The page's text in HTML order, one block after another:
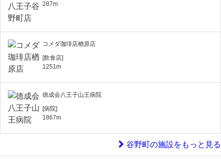
287m
コメダ珈琲店楢原店
[飲食店]
1251m
徳成会八王子山王病院
[病院]
1867m
谷野町の施設をもっと見る